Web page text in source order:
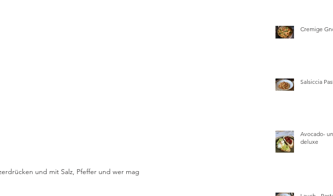
und mit Salz, Pfeffer und wer mag
Cremige
Salsiccia
Avocado-
deluxe